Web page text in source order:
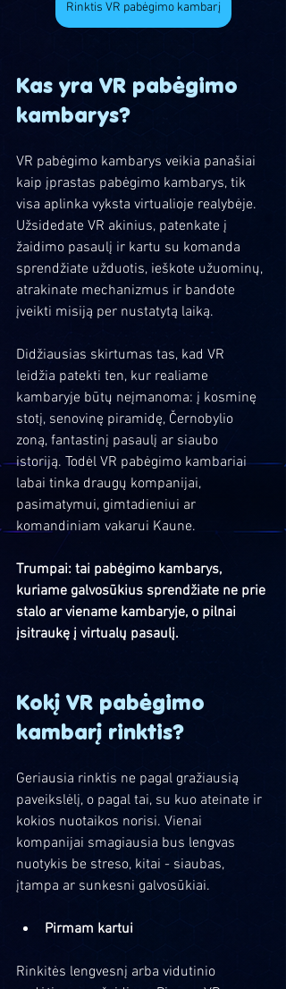
Rinktis VR pabėgimo kambarį
Kas yra VR pabėgimo
kambarys?
VR pabėgimo kambarys veikia panašiai
kaip įprastas pabėgimo kambarys, tik
visa aplinka vyksta virtualioje realybėje.
Užsidedate VR akinius, patenkate į
žaidimo pasaulį ir kartu su komanda
sprendžiate užduotis, ieškote užuominų,
atrakinate mechanizmus ir bandote
įveikti misiją per nustatytą laiką.
Didžiausias skirtumas tas, kad VR
leidžia patekti ten, kur realiame
kambaryje būtų neįmanoma: į kosminę
stotį, senovinę piramidę, Černobylio
zoną, fantastinį pasaulį ar siaubo
istoriją. Todėl VR pabėgimo kambariai
labai tinka draugų kompanijai,
pasimatymui, gimtadieniui ar
komandiniam vakarui Kaune.
Trumpai: tai pabėgimo kambarys,
kuriame galvosūkius sprendžiate ne prie
stalo ar viename kambaryje, o pilnai
įsitraukę į virtualų pasaulį.
Kokį VR pabėgimo
kambarį rinktis?
Geriausia rinktis ne pagal gražiausią
paveikslėlį, o pagal tai, su kuo ateinate ir
kokios nuotaikos norisi. Vienai
kompanijai smagiausia bus lengvas
nuotykis be streso, kitai - siaubas,
įtampa ar sunkesni galvosūkiai.
Pirmam kartui
Rinkitės lengvesnį arba vidutinio